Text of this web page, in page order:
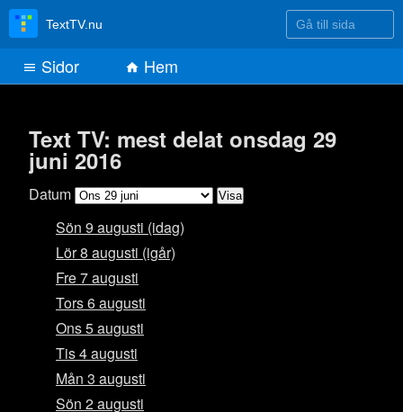
Text TV: mest delat onsdag 29
juni 2016
Datum
Sön 9 augusti (idag)
Lör 8 augusti (igår)
Fre 7 augusti
Tors 6 augusti
Ons 5 augusti
Tis 4 augusti
Mån 3 augusti
Sön 2 augusti
TextTV.nu Gå till sida
Sidor Hem